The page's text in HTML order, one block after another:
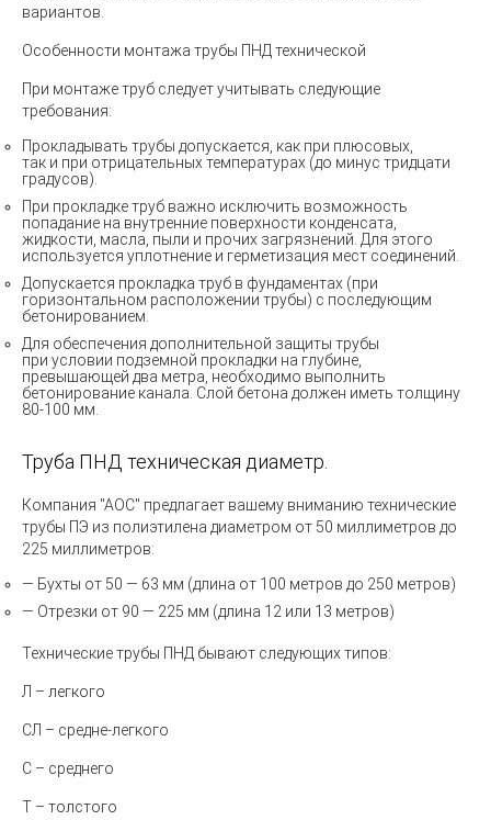
вариантов.
Особенности монтажа трубы ПНД технической
При монтаже труб следует учитывать следующие
требования:
Прокладывать трубы допускается, как при плюсовых,
так и при отрицательных температурах (до минус тридцати
градусов).
При прокладке труб важно исключить возможность
попадание на внутренние поверхности конденсата,
жидкости, масла, пыли и прочих загрязнений. Для этого
используется уплотнение и герметизация мест соединений.
Допускается прокладка труб в фундаментах (при
горизонтальном расположении трубы) с последующим
бетонированием.
Для обеспечения дополнительной защиты трубы
при условии подземной прокладки на глубине,
превышающей два метра, необходимо выполнить
бетонирование канала. Слой бетона должен иметь толщину
80-100 мм.
Труба ПНД техническая диаметр.
Компания "АОС" предлагает вашему вниманию технические
трубы ПЭ из полиэтилена диаметром от 50 миллиметров до
225 миллиметров:
— Бухты от 50 — 63 мм (длина от 100 метров до 250 метров)
— Отрезки от 90 — 225 мм (длина 12 или 13 метров)
Технические трубы ПНД бывают следующих типов:
Л – легкого
СЛ – средне-легкого
С – среднего
Т – толстого